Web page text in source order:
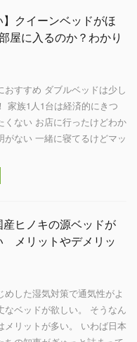
】クイーンベッドがほ
屋に入るのか？わかり
おすすめ ダブルベッドは少し
家族1人1台は経済的にきつ
くない お店に行ったけどわか
ない 一緒に寝てるけどマッ
ヒノキの源ベッドが
メリットやデメリッ
した湿気対策で通気性がよ
ベッドが欲しい。 そうなん
メリットが多い。 いわば日本